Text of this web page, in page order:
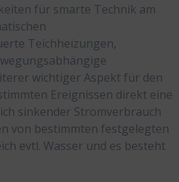
für smarte Technik am
Teichheizungen,
wichtiger Aspekt für den
Ereignissen direkt eine
sinkender Stromverbrauch
von bestimmten festgelegten
evtl. Wasser und es besteht